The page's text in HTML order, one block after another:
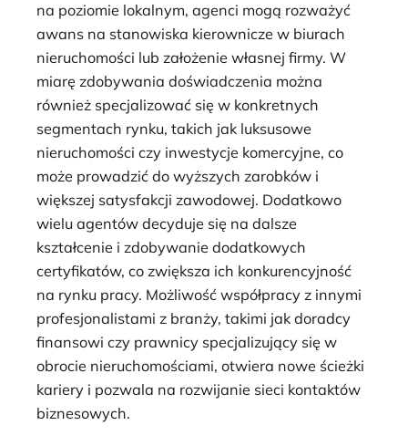
na poziomie lokalnym, agenci mogą rozważyć
awans na stanowiska kierownicze w biurach
nieruchomości lub założenie własnej firmy. W
miarę zdobywania doświadczenia można
również specjalizować się w konkretnych
segmentach rynku, takich jak luksusowe
nieruchomości czy inwestycje komercyjne, co
może prowadzić do wyższych zarobków i
większej satysfakcji zawodowej. Dodatkowo
wielu agentów decyduje się na dalsze
kształcenie i zdobywanie dodatkowych
certyfikatów, co zwiększa ich konkurencyjność
na rynku pracy. Możliwość współpracy z innymi
profesjonalistami z branży, takimi jak doradcy
finansowi czy prawnicy specjalizujący się w
obrocie nieruchomościami, otwiera nowe ścieżki
kariery i pozwala na rozwijanie sieci kontaktów
biznesowych.